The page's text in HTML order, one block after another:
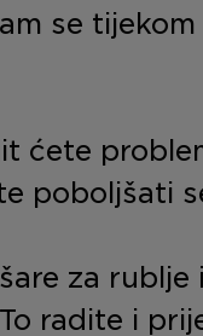
se
ćete
poboljšati
za rublje
radite i